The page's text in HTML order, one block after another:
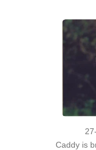
Caddy is